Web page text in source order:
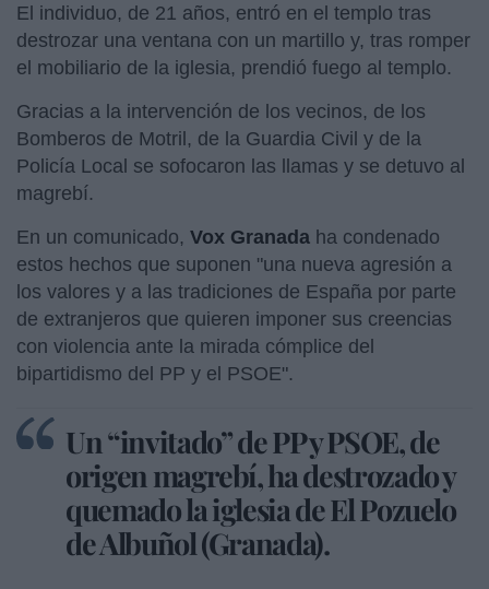
El individuo, de 21 años, entró en el templo tras
destrozar una ventana con un martillo y, tras romper
el mobiliario de la iglesia, prendió fuego al templo.
Gracias a la intervención de los vecinos, de los
Bomberos de Motril, de la Guardia Civil y de la
Policía Local se sofocaron las llamas y se detuvo al
magrebí.
En un comunicado, Vox Granada ha condenado
estos hechos que suponen "una nueva agresión a
los valores y a las tradiciones de España por parte
de extranjeros que quieren imponer sus creencias
con violencia ante la mirada cómplice del
bipartidismo del PP y el PSOE".
Un “invitado” de PP y PSOE, de
origen magrebí, ha destrozado y
quemado la iglesia de El Pozuelo
de Albuñol (Granada).